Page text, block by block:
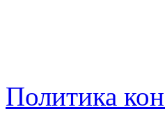
Политика